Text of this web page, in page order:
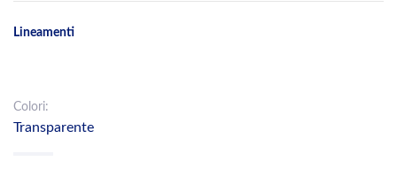
Lineamenti
Colori:
Transparente